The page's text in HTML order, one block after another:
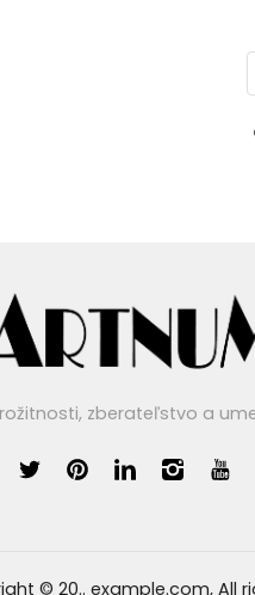
zberateľstvo a
© 20.. example.com, All